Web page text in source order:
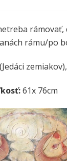
rámovať,
rámu/po
61x 76cm